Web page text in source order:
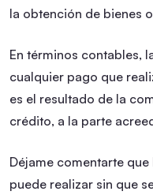
la obtención de bienes
En términos contables,
cualquier pago que
es el resultado de la
crédito, a la parte
Déjame comentarte
puede realizar sin que